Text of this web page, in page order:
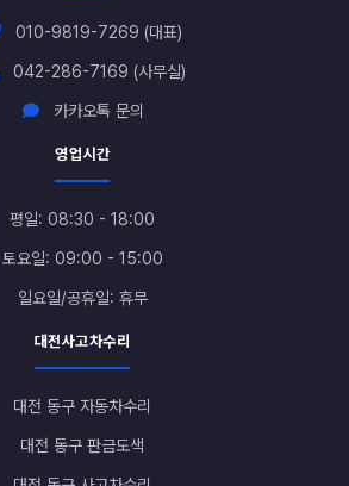
010-9819-7269 (대표)
042-286-7169 (사무실)
카카오톡 문의
영업시간
평일: 08:30 - 18:00
토요일: 09:00 - 15:00
일요일/공휴일: 휴무
대전사고차수리
대전 동구 자동차수리
대전 동구 판금도색